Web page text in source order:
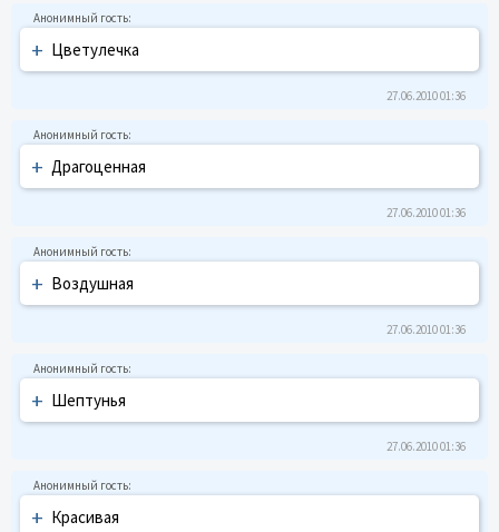
+ Цветyлечка
27.06.2010 01:36
+ Дpагоценная
27.06.2010 01:36
+ Воздyшная
27.06.2010 01:36
+ Шептyнья
27.06.2010 01:36
+ Кpасивая